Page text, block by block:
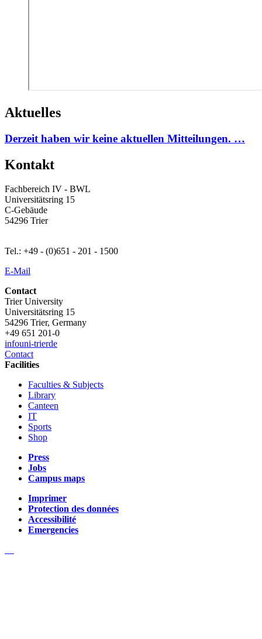
Aktuelles
Derzeit haben wir keine aktuellen Mitteilungen. …
Kontakt
Fachbereich IV - BWL
Universitätsring 15
C-Gebäude
54296 Trier
Tel.: +49 - (0)651 - 201 - 1500
E-Mail
Contact
Trier University
Universitätsring 15
54296 Trier, Germany
+49 651 201-0
infouni-trierde
Contact
Facilities
Faculties & Subjects
Library
Canteen
IT
Sports
Shop
Press
Jobs
Campus maps
Imprimer
Protection des données
Accessibilité
Emergencies